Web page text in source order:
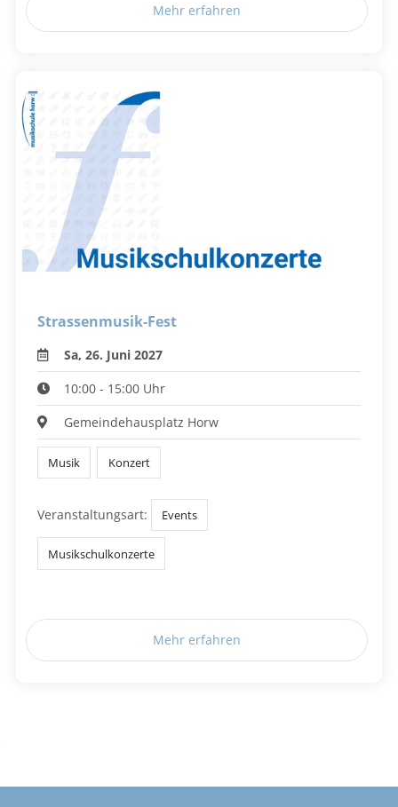
Mehr erfahren
Strassenmusik-Fest
Sa, 26. Juni 2027
10:00 - 15:00 Uhr
Gemeindehausplatz Horw
Musik Konzert
Veranstaltungsart: Events
Musikschulkonzerte
Mehr erfahren